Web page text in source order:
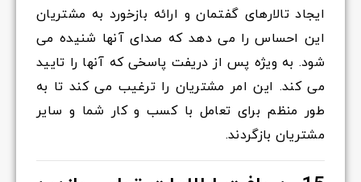
ایجاد تالارهای گفتمان و ارائه بازخورد به مشتریان
این احساس را می دهد که صدای آنها شنیده می
شود. به ویژه پس از دریفت پاسخی که آنها را تایید
می کند. این امر مشتریان را ترغیب می کند تا به
طور منظم برای تعامل با کسب و کار شما و سایر
مشتریان بازگردند.